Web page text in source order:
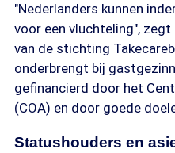
"Nederlanders kunnen
voor een vluchteling",
van de stichting
onderbrengt bij
gefinancierd door het
(COA) en door goede
Statushouders en